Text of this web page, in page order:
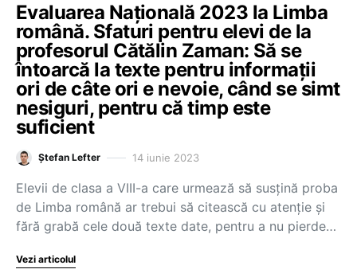
Evaluarea Națională 2023 la Limba
română. Sfaturi pentru elevi de la
profesorul Cătălin Zaman: Să se
întoarcă la texte pentru informații
ori de câte ori e nevoie, când se simt
nesiguri, pentru că timp este
suficient
Ștefan Lefter 14 iunie 2023
Elevii de clasa a VIII-a care urmează să susțină proba
de Limba română ar trebui să citească cu atenție și
fără grabă cele două texte date, pentru a nu pierde…
Vezi articolul